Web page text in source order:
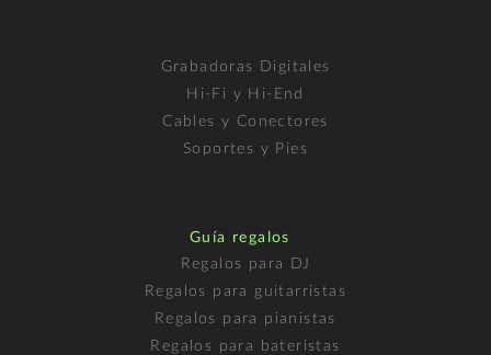
Grabadoras Digitales
Hi-Fi y Hi-End
Cables y Conectores
Soportes y Pies
Guía regalos
Regalos para DJ
Regalos para guitarristas
Regalos para pianistas
Regalos para bateristas